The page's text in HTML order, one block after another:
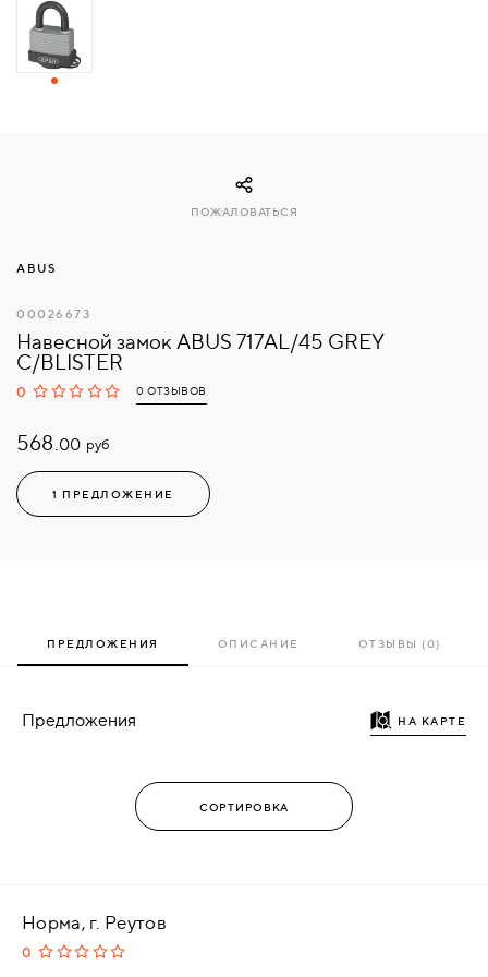
СВЯЗАТЬСЯ
ABUS
00026673
Навесной замок ABUS 717AL/45 GREY
C/BLISTER
0 0 ОТЗЫВОВ
568.00 руб
1 ПРЕДЛОЖЕНИЕ
ПОЖАЛОВАТЬСЯ
ПРЕДЛОЖЕНИЯ ОПИСАНИЕ ОТЗЫВЫ (0)
Предложения НА КАРТЕ
Норма, г. Реутов
0